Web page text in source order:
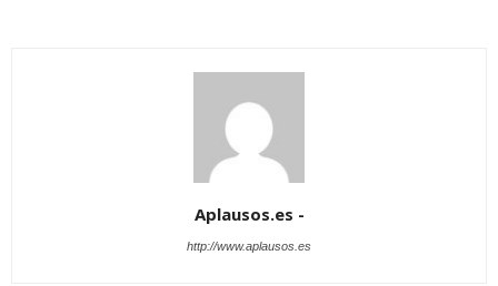
Aplausos.es -
http://www.aplausos.es